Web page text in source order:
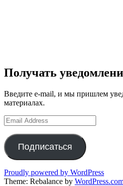
Получать
Введите e-mail, и мы пришлем
материалах.
Email
Address
Подписаться
Proudly powered by WordPress
Theme: Rebalance by